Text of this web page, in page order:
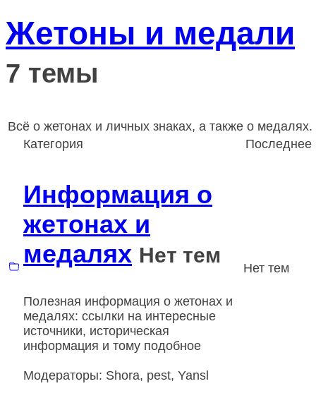
Жетоны и медали
7 темы
Всё о жетонах и личных знаках, а также о медалях.
Категория
Последнее
Информация о
жетонах и
медалях Нет тем
Полезная информация о жетонах и
медалях: ссылки на интересные
источники, историческая
информация и тому подобное
Модераторы: Shora, pest, Yansl
Нет тем